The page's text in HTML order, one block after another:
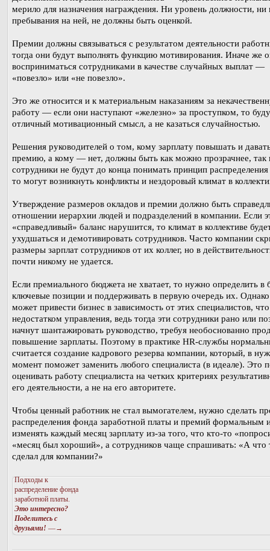
мерило для назначения награждения. Ни уровень должности, ни
пребывания на ней, не должны быть оценкой.
Премии должны связываться с результатом деятельности
тогда они будут выполнять функцию мотивирования. Иначе же
восприниматься сотрудниками в качестве случайных выплат —
«повезло» или «не повезло».
Это же относится и к материальным наказаниям за
работу — если они наступают «железно» за проступком, то
отличный мотивационный смысл, а не казаться случайностью.
Решения руководителей о том, кому зарплату повышать и
премию, а кому — нет, должны быть как можно прозрачнее, так
сотрудники не будут до конца понимать принцип распределения
то могут возникнуть конфликты и нездоровый климат в
Утверждение размеров окладов и премии должно быть
отношении иерархии людей и подразделений в компании. Если
«справедливый» баланс нарушится, то климат в коллективе
ухудшаться и демотивировать сотрудников. Часто компании
размеры зарплат сотрудников от их коллег, но в
почти никому не удается.
Если премиального бюджета не хватает, то нужно определить в
ключевые позиции и поддерживать в первую очередь их. Однако
может привести бизнес в зависимость от этих специалистов,
недостатком управления, ведь тогда эти сотрудники рано или
начнут шантажировать руководство, требуя необоснованно
повышение зарплаты. Поэтому в практике HR-службы
считается создание кадрового резерва компании, который, в
момент поможет заменить любого специалиста (в идеале). Это
оценивать работу специалиста на четких критериях
его деятельности, а не на его авторитете.
Чтобы ценный работник не стал вымогателем, нужно сделать
распределения фонда заработной платы и премий формальным
изменять каждый месяц зарплату из-за того, что кто-то
«месяц был хороший», а сотрудников чаще спрашивать: «А что
сделал для компании?»
Подходы к
распределение фонда
заработной платы.
Это интересно?
Поделитесь с
друзьями! —→